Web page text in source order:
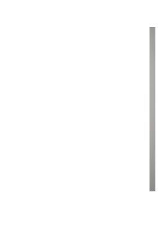
darbs “Valodas stunda” (2014).